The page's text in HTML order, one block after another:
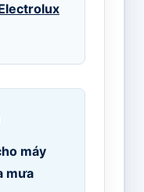
máy
mưa